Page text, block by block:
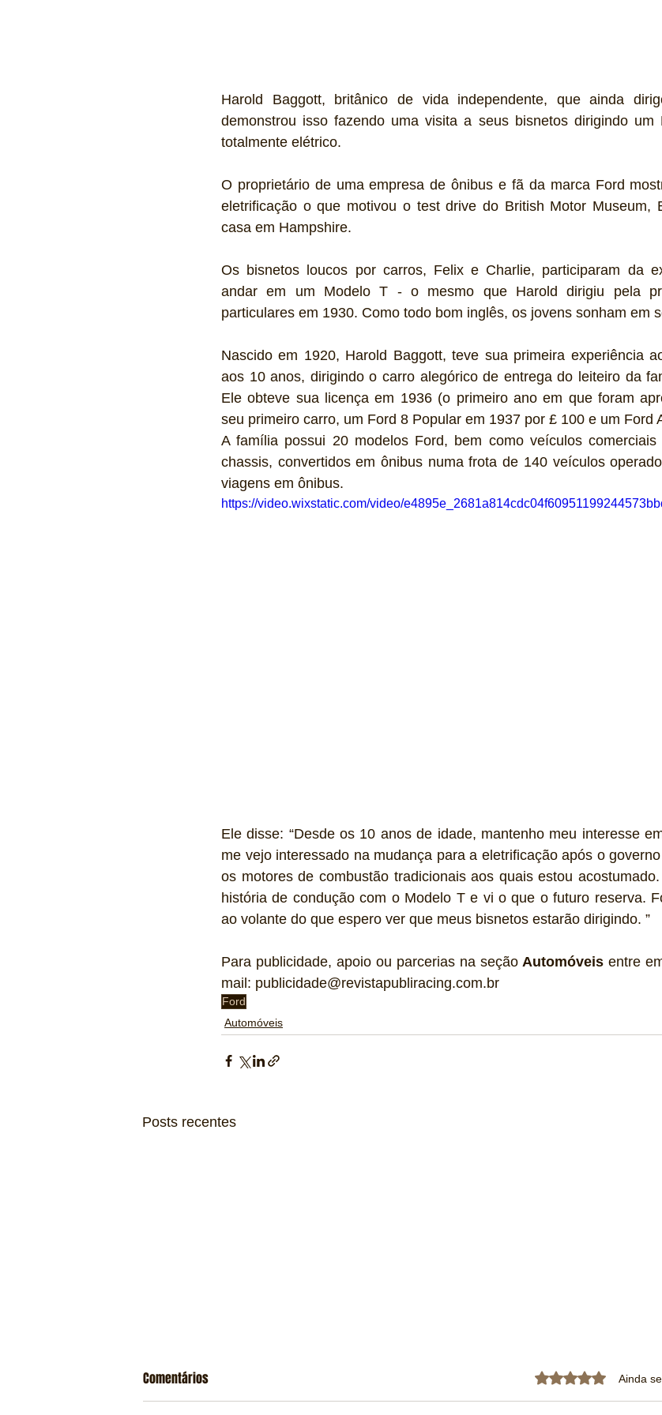
Harold Baggott, britânico de vida independente, que ainda
demonstrou isso fazendo uma visita a seus bisnetos dirigindo um
totalmente elétrico.
O proprietário de uma empresa de ônibus e fã da marca Ford
eletrificação o que motivou o test drive do British Motor Museum,
casa em Hampshire.
Os bisnetos loucos por carros, Felix e Charlie, participaram da
andar em um Modelo T - o mesmo que Harold dirigiu pela
particulares em 1930. Como todo bom inglês, os jovens sonham em
Nascido em 1920, Harold Baggott, teve sua primeira experiência
aos 10 anos, dirigindo o carro alegórico de entrega do leiteiro da
Ele obteve sua licença em 1936 (o primeiro ano em que foram
seu primeiro carro, um Ford 8 Popular em 1937 por £ 100 e um Ford
A família possui 20 modelos Ford, bem como veículos
chassis, convertidos em ônibus numa frota de 140 veículos
viagens em ônibus.
https://video.wixstatic.com/video/
Ele disse: “Desde os 10 anos de idade, mantenho meu interesse
me vejo interessado na mudança para a eletrificação após o
os motores de combustão tradicionais aos quais estou
história de condução com o Modelo T e vi o que o futuro reserva.
ao volante do que espero ver que meus bisnetos estarão dirigindo. ”
Para publicidade, apoio ou parcerias na seção Automóveis entre
mail: publicidade@revistapubliracing.com.br
Ford
Automóveis
Posts recentes
Comentários Avaliado com 0 de
Ainda